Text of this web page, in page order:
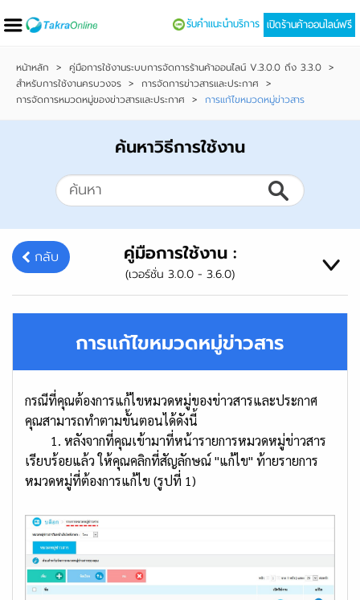
เปิดร้านค้าออนไลน์ฟรี
รับคำแนะนำบริการ
หน้าหลัก > คู่มือการใช้งานระบบการจัดการร้านค้าออนไลน์ V.3.0.0 ถึง 3.3.0 >
สำหรับการใช้งานครบวงจร > การจัดการข่าวสารและประกาศ >
การจัดการหมวดหมู่ของข่าวสารและประกาศ > การแก้ไขหมวดหมู่ข่าวสาร
ค้นหาวิธีการใช้งาน
กลับ คู่มือการใช้งาน :
(เวอร์ชั่น 3.0.0 - 3.6.0)
การแก้ไขหมวดหมู่ข่าวสาร
กรณีที่คุณต้องการแก้ไขหมวดหมู่ของข่าวสารและประกาศ
คุณสามารถทำตามขั้นตอนได้ดังนี้
1. หลังจากที่คุณเข้ามาที่หน้ารายการหมวดหมู่ข่าวสาร
เรียบร้อยแล้ว ให้คุณคลิกที่สัญลักษณ์ "แก้ไข" ท้ายรายการ
หมวดหมู่ที่ต้องการแก้ไข (รูปที่ 1)